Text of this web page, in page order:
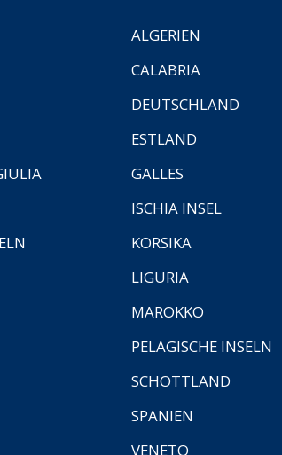
ALGERIEN
CALABRIA
DEUTSCHLAND
ESTLAND
GALLES
ISCHIA INSEL
KORSIKA
LIGURIA
MAROKKO
PELAGISCHE INSELN
SCHOTTLAND
SPANIEN
VENETO